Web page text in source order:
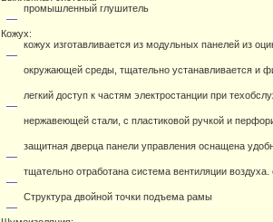
промышленный глушитель
Кожух:
кожух изготавливается из модульных панелей из
окружающей среды, тщательно устанавливается и
легкий доступ к частям электростанции при
нержавеющей стали, с пластиковой ручкой и
защитная дверца панели управления оснащена
тщательно отработана система вентиляции
Структура двойной точки подъема рамы